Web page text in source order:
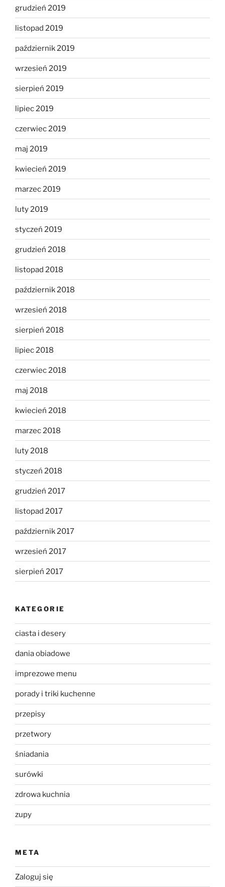
grudzień 2019
listopad 2019
październik 2019
wrzesień 2019
sierpień 2019
lipiec 2019
czerwiec 2019
maj 2019
kwiecień 2019
marzec 2019
luty 2019
styczeń 2019
grudzień 2018
listopad 2018
październik 2018
wrzesień 2018
sierpień 2018
lipiec 2018
czerwiec 2018
maj 2018
kwiecień 2018
marzec 2018
luty 2018
styczeń 2018
grudzień 2017
listopad 2017
październik 2017
wrzesień 2017
sierpień 2017
KATEGORIE
ciasta i desery
dania obiadowe
imprezowe menu
porady i triki kuchenne
przepisy
przetwory
śniadania
surówki
zdrowa kuchnia
zupy
META
Zaloguj się